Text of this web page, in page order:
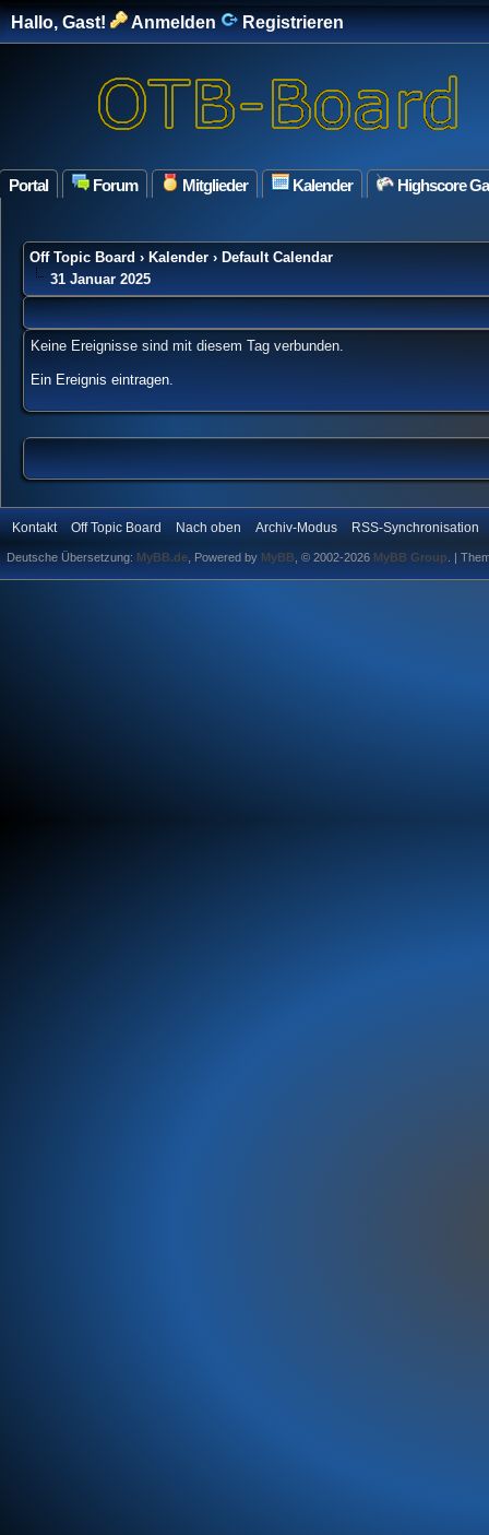
Hallo, Gast! Anmelden Registrieren
Portal Forum Mitglieder Kalender Highscore
Off Topic Board › Kalender › Default Calendar
31 Januar 2025
Keine Ereignisse sind mit diesem Tag verbunden.
Ein Ereignis eintragen.
Kontakt Off Topic Board Nach oben Archiv-Modus RSS-Synchronisation
Deutsche Übersetzung: MyBB.de , Powered by MyBB , © 2002-2026 MyBB Group |